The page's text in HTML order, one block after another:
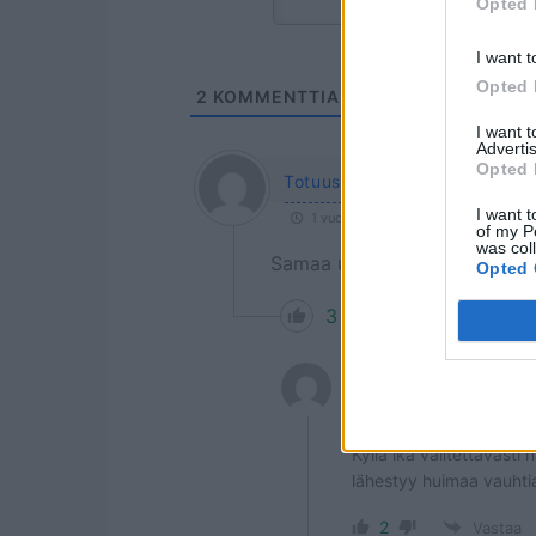
I want
Opted
I want
Opted
I want
of my
was
Opted
2 KOMMENTTIA
Totuus
1 vuosi sitten
Samaa ulkonäköä
3
Kyllä ikä valitettavasti
lähestyy huimaa
2 Vastaa